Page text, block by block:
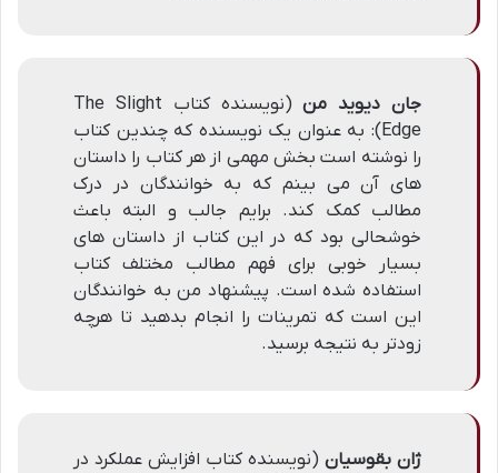
جان دیوید من
(نویسنده کتاب The Slight
Edge): به عنوان یک نویسنده که چندین کتاب
را نوشته است بخش مهمی از هر کتاب را داستان
های آن می بینم که به خوانندگان در درک
مطالب کمک کند. برایم جالب و البته باعث
خوشحالی بود که در این کتاب از داستان های
بسیار خوبی برای فهم مطالب مختلف کتاب
استفاده شده است. پیشنهاد من به خوانندگان
این است که تمرینات را انجام بدهید تا هرچه
زودتر به نتیجه برسید.
ژان بقوسیان (نویسنده کتاب افزایش عملکرد در